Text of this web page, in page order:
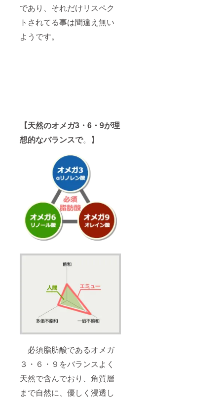
であり、それだけリスペク
トされてる事は間違え無い
ようです。
【天然のオメガ3・6・9が理
想的なバランスで。】
必須脂肪酸であるオメガ
３・６・９をバランスよく
天然で含んでおり、角質層
まで自然に、優しく浸透し